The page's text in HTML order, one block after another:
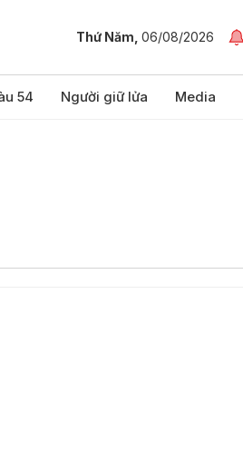
Thứ Năm, 06/08/2026
54 Người giữ lửa Media